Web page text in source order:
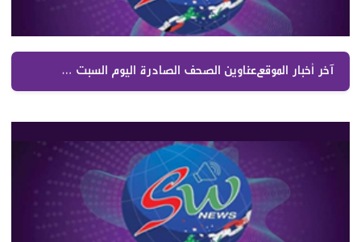
آخر أخبار الموقع : عناوين الصحف الصادرة اليوم السبت 08082026